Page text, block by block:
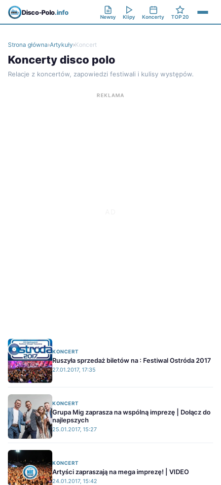
Disco-Polo.info
Newsy Klipy Koncerty TOP 20
Strona główna›Artykuły›Koncert
Koncerty disco polo
Relacje z koncertów, zapowiedzi festiwali i kulisy występów.
REKLAMA
KONCERT
Ruszyła sprzedaż biletów na : Festiwal Ostróda 2017
27.01.2017, 17:35
KONCERT
Grupa Mig zaprasza na wspólną imprezę | Dołącz do
najlepszych
25.01.2017, 15:27
KONCERT
Artyści zapraszają na mega imprezę! | VIDEO
24.01.2017, 15:42